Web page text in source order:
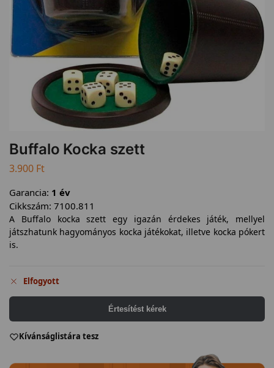
Buffalo Kocka szett
3.900 Ft
Garancia: 1 év
Cikkszám: 7100.811
A Buffalo kocka szett egy igazán érdekes játék, mellyel
játszhatunk hagyományos kocka játékokat, illetve kocka pókert
is.
Elfogyott
Értesítést kérek
Kívánságlistára tesz